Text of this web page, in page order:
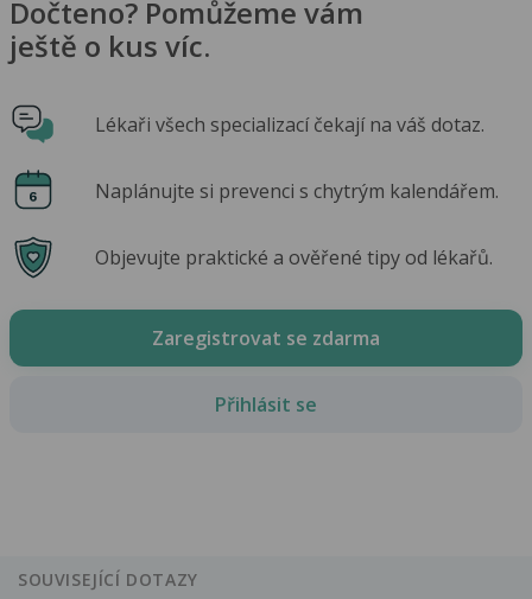
Dočteno? Pomůžeme vám
ještě o kus víc.
Lékaři všech specializací čekají na váš dotaz.
Naplánujte si prevenci s chytrým kalendářem.
Objevujte praktické a ověřené tipy od lékařů.
Zaregistrovat se zdarma
Přihlásit se
SOUVISEJÍCÍ DOTAZY